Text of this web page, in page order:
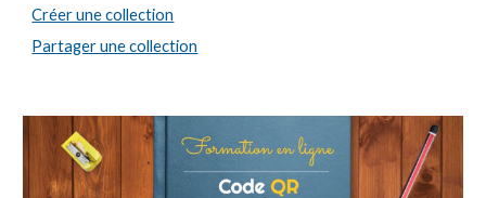
Créer une collection
Partager une collection